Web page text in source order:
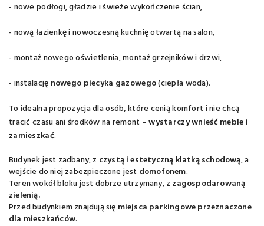
- nowe podłogi, gładzie i świeże wykończenie ścian,
- nową łazienkę i nowoczesną kuchnię otwartą na salon,
- montaż nowego oświetlenia, montaż grzejników i drzwi,
- instalację nowego piecyka gazowego(ciepła woda).
To idealna propozycja dla osób, które cenią komfort i nie chcą
tracić czasu ani środków na remont –wystarczy wnieść meble i
zamieszkać.
Budynek jest zadbany, z czystą i estetyczną klatką schodową, a
wejście do niej zabezpieczone jest domofonem.
Teren wokół bloku jest dobrze utrzymany, z zagospodarowaną
zielenią.
Przed budynkiem znajdują się miejsca parkingowe przeznaczone
dla mieszkańców.